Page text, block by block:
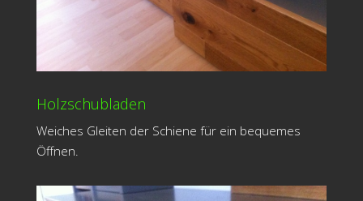
Holzschubladen
Weiches Gleiten der Schiene für ein bequemes
Öffnen.